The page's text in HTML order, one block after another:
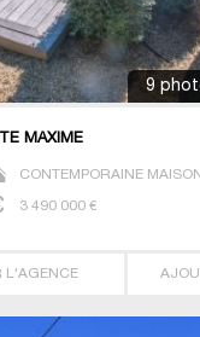
9
MAXIME
CONTEMPORAINE
3 490 000€
L'AGENCE